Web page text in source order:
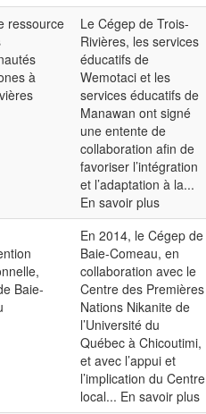
ressource
à
Le Cégep de Trois-
Rivières, les services
éducatifs de
Wemotaci et les
services éducatifs de
Manawan ont signé
une entente de
collaboration afin de
favoriser l’intégration
et l’adaptation à la...
En savoir plus
Baie-
En 2014, le Cégep de
Baie-Comeau, en
collaboration avec le
Centre des Premières
Nations Nikanite de
l’Université du
Québec à Chicoutimi,
et avec l’appui et
l’implication du Centre
local... En savoir plus